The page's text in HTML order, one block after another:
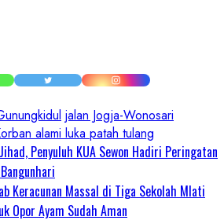
jalan Jogja-Wonosari
alami luka patah tulang
Penyuluh KUA Sewon Hadiri Peringatan
Keracunan Massal di Tiga Sekolah Mlati
Opor Ayam Sudah Aman